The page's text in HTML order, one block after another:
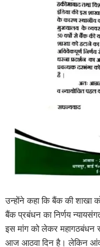
उन्होंने कहा कि बैंक की
बैंक प्रबंधन का निर्णय
इस मांग को लेकर महागठबंधन
आज आठवा दिन है। लेकिन